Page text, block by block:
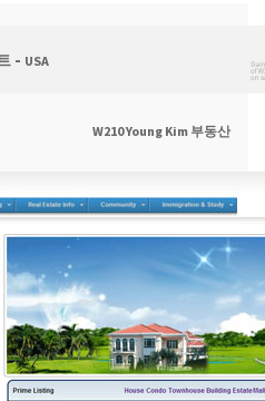
- USA
W210 Young Kim 부동산